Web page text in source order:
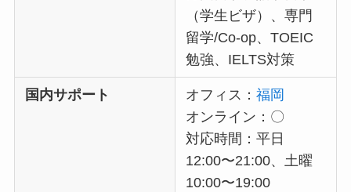
（学生ビザ）、専門
留学/Co-op、TOEIC
勉強、IELTS対策
国内サポート オフィス：福岡
オンライン：〇
対応時間：平日
12:00〜21:00、土曜
10:00〜19:00